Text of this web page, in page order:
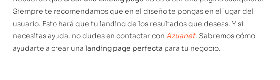
Siempre te recomendamos que en el diseño te pongas en el lugar del
usuario. Esto hará que tu landing de los resultados que deseas. Y si
necesitas ayuda, no dudes en contactar con Azuanet. Sabremos cómo
ayudarte a crear una landing page perfecta para tu negocio.